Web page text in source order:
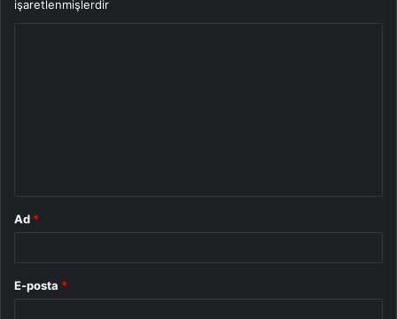
işaretlenmişlerdir
Ad *
E-posta *